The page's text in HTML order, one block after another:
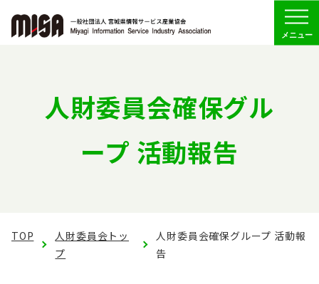
Menu
人財育成グループ
人財委員会確保グル
ープ 活動報告
TOP
人財委員会トッ
プ
人財委員会確保グループ 活動報
告